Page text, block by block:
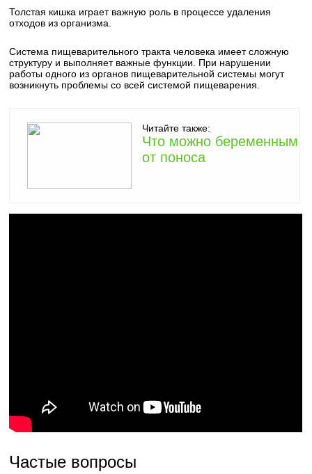
Толстая кишка играет важную роль в процессе удаления
отходов из организма.
Система пищеварительного тракта человека имеет сложную
структуру и выполняет важные функции. При нарушении
работы одного из органов пищеварительной системы могут
возникнуть проблемы со всей системой пищеварения.
Читайте также:
Что можно беременным
от поноса
Частые вопросы